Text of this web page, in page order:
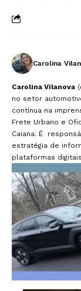
Carolina
Carolina Vilanova
no setor
contínua na
Frete Urbano e
Caiana. É
estratégia de
plataformas